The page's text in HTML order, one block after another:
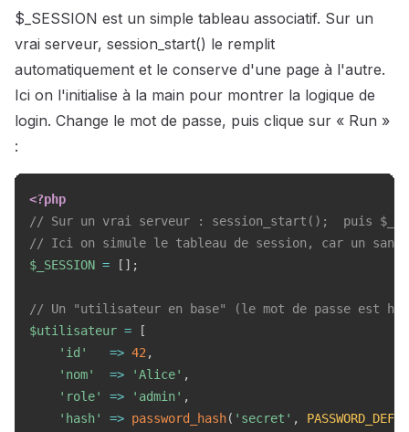
$_SESSION est un simple tableau associatif. Sur un
vrai serveur, session_start() le remplit
automatiquement et le conserve d'une page à l'autre.
Ici on l'initialise à la main pour montrer la logique de
login. Change le mot de passe, puis clique sur « Run »
:
<?php
// Sur un vrai serveur : session_start();  puis
// Ici on simule le tableau de session, car un
$_SESSION = [ ] ;
// Un "utilisateur en base" (le mot de passe est
$utilisateur =
[
'id'
=> 42 ,
'nom'
=> 'Alice' ,
'role'
=> 'admin' ,
'hash'
=> password_hash( 'secret' ,